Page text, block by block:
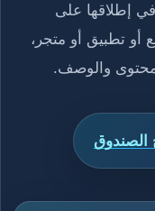
في إطلاقها على
أو تطبيق أو متجر،
والوصف.
الصندوق